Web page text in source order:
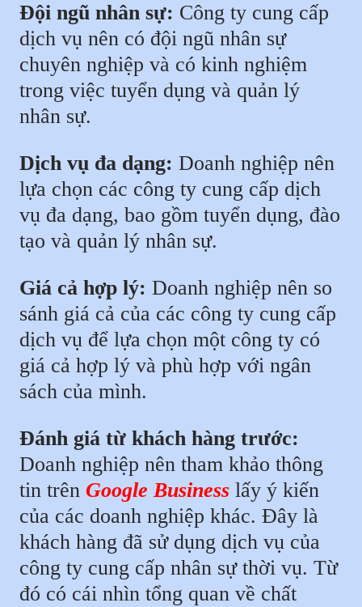
Đội ngũ nhân sự: Công ty cung cấp
dịch vụ nên có đội ngũ nhân sự
chuyên nghiệp và có kinh nghiệm
trong việc tuyển dụng và quản lý
nhân sự.
Dịch vụ đa dạng: Doanh nghiệp nên
lựa chọn các công ty cung cấp dịch
vụ đa dạng, bao gồm tuyển dụng, đào
tạo và quản lý nhân sự.
Giá cả hợp lý: Doanh nghiệp nên so
sánh giá cả của các công ty cung cấp
dịch vụ để lựa chọn một công ty có
giá cả hợp lý và phù hợp với ngân
sách của mình.
Đánh giá từ khách hàng trước:
Doanh nghiệp nên tham khảo thông
tin trên Google Business lấy ý kiến
của các doanh nghiệp khác. Đây là
khách hàng đã sử dụng dịch vụ của
công ty cung cấp nhân sự thời vụ. Từ
đó có cái nhìn tổng quan về chất